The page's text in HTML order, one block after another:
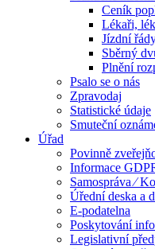
Ceník
Lékaři,
Jízdní
Sběrný
Plnění
Psalo se o nás
Zpravodaj
Statistické údaje
Smuteční
Úřad
Povinně
Informace
Samospráva ⁄
Úřední deska a
E-podatelna
Poskytování
Legislativní